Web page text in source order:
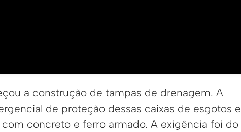
a construção de tampas de drenagem. A
de proteção dessas caixas de esgotos e
concreto e ferro armado. A exigência foi do